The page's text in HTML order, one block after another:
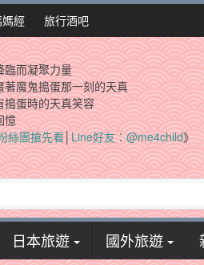
經 旅行酒吧
臨而凝聚力量
魔鬼搗蛋那一刻的天真
搗蛋時的天真笑容
憶
絲團搶先看│Line好友：@me4child》
日本旅遊 國外旅遊